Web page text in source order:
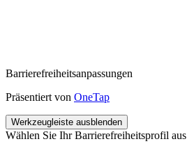
Barrierefreiheitsanpassungen
Präsentiert von OneTap
Werkzeugleiste ausblenden
Wählen Sie Ihr Barrierefreiheitsprofil aus